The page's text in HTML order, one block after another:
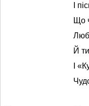
І пісню
Що часто я
Люблю я
Й
І «Ку-ку»
Чудові